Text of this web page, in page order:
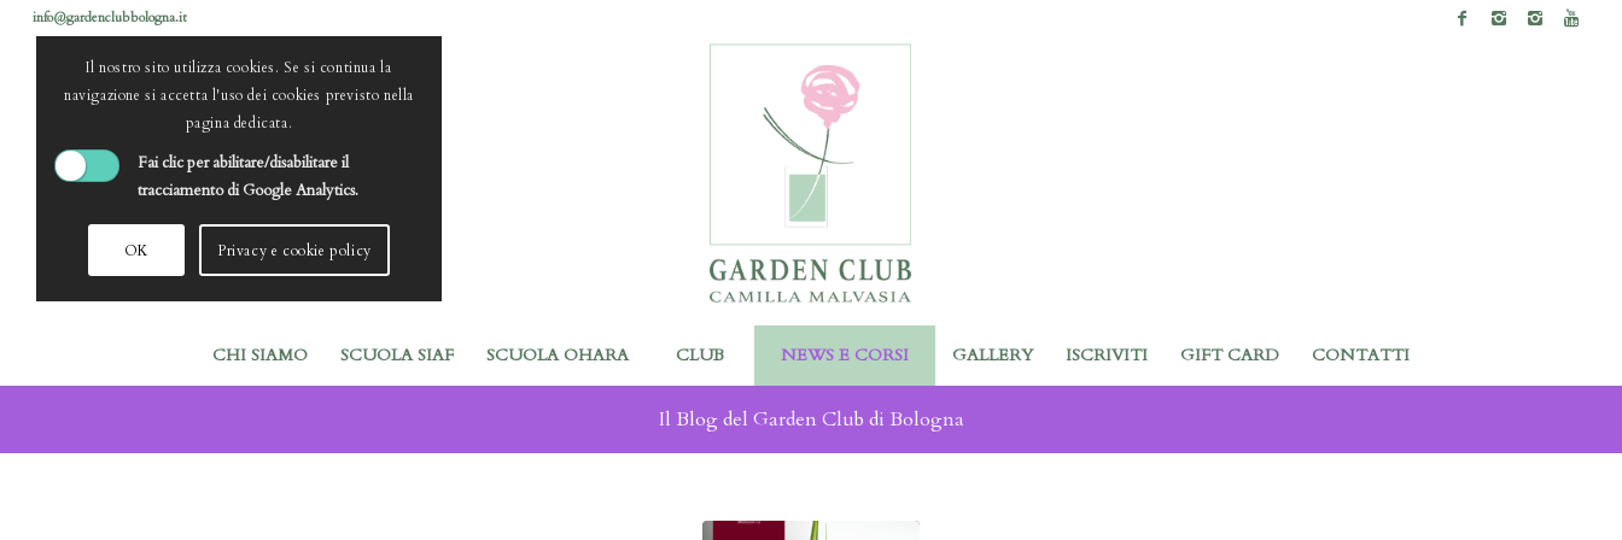
info@gardenclubbologna.it
CHI SIAMO SCUOLA SIAF SCUOLA OHARA CLUB NEWS E CORSI GALLERY ISCRIVITI GIFT CARD CONTATTI
Il Blog del Garden Club di Bologna
Il nostro sito utilizza cookies. Se si continua la
navigazione si accetta l'uso dei cookies previsto nella
pagina dedicata.
Fai clic per abilitare/disabilitare il
tracciamento di Google Analytics.
OK Privacy e cookie policy